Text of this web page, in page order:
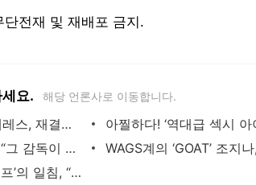
전재 및 재배포 금지.
요. 해당 언론사로 이동합니다.
'몸매 끝판왕' 애인 덕분? 요케레스, 재결합 후 강해졌다! - Best Eleven
‘CR7 전 여친’의 신선한 공약, “그 감독이 잘릴 때까지는…” - Best Eleven
아스널 하베르츠의 ‘여신 와이프’의 일침, “부끄러움 알아” - Best Eleven